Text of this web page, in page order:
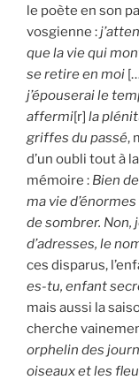
le poète en son
vosgienne :
que la vie qui
se retire en moi
j’épouserai le
affermi[r] la
griffes du passé,
d’un oubli tout à
mémoire : Bien
ma vie
de sombrer. Non,
d’adresses, le
ces disparus,
es-tu, enfant
mais aussi la
cherche
orphelin des
oiseaux et les